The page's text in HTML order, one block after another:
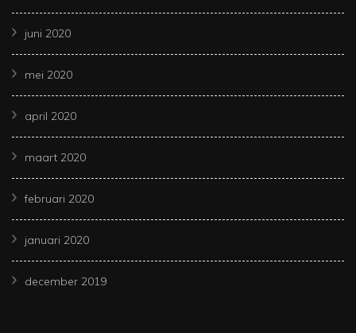
juni 2020
mei 2020
april 2020
maart 2020
februari 2020
januari 2020
december 2019